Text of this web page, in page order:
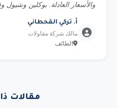
والأسعار العادلة. بوكلين
أ. تركي القحطاني
مالك شركة مقاولات
الطائف
مقالات